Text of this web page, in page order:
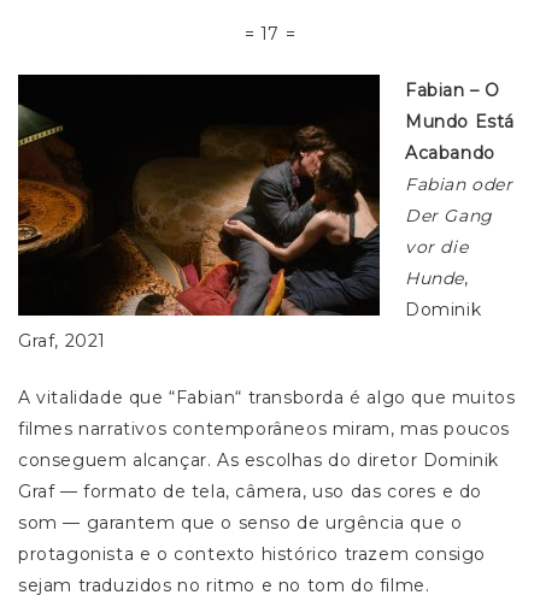
= 17 =
Fabian – O
Mundo Está
Acabando
Fabian oder
Der Gang
vor die
Hunde,
Dominik
Graf, 2021
A vitalidade que “Fabian“ transborda é algo que muitos
filmes narrativos contemporâneos miram, mas poucos
conseguem alcançar. As escolhas do diretor Dominik
Graf — formato de tela, câmera, uso das cores e do
som — garantem que o senso de urgência que o
protagonista e o contexto histórico trazem consigo
sejam traduzidos no ritmo e no tom do filme.